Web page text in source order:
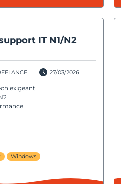
IT N1/N2
27/03/2026
exigeant
Windows